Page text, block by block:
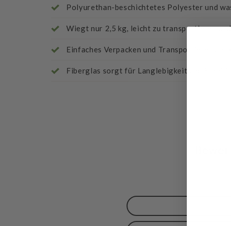
Polyurethan-beschichtetes Polyester und
Wiegt nur 2,5 kg, leicht zu transportieren
Einfaches Verpacken und Transportieren
Fiberglas sorgt für Langlebigkeit und